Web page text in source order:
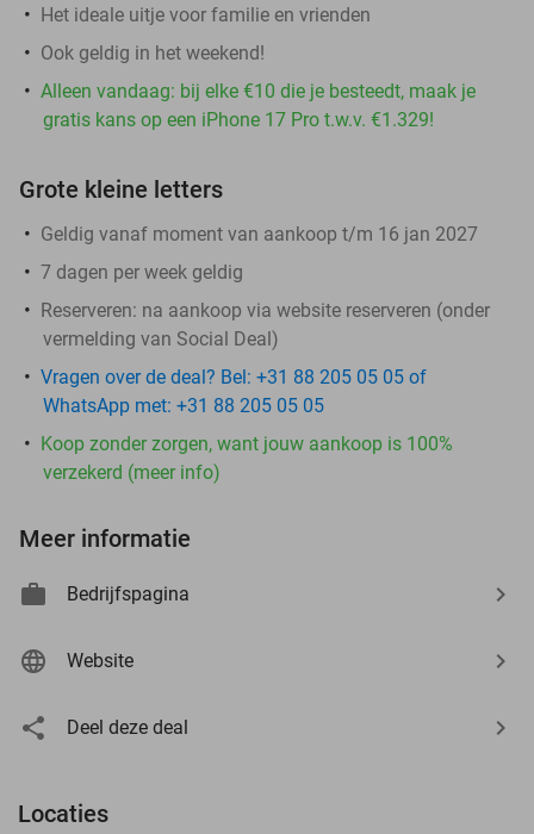
Het ideale uitje voor familie en vrienden
Ook geldig in het weekend!
Alleen vandaag: bij elke €10 die je besteedt, maak je
gratis kans op een iPhone 17 Pro t.w.v. €1.329!
Grote kleine letters
Geldig vanaf moment van aankoop t/m 16 jan 2027
7 dagen per week geldig
Reserveren: na aankoop via website reserveren (onder
vermelding van Social Deal)
Vragen over de deal? Bel: +31 88 205 05 05 of
WhatsApp met: +31 88 205 05 05
Koop zonder zorgen, want jouw aankoop is 100%
verzekerd (meer info)
Meer informatie
Bedrijfspagina
Website
Deel deze deal
Locaties